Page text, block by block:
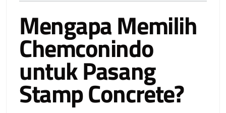
Mengapa Memilih
Chemconindo
untuk Pasang
Stamp Concrete?